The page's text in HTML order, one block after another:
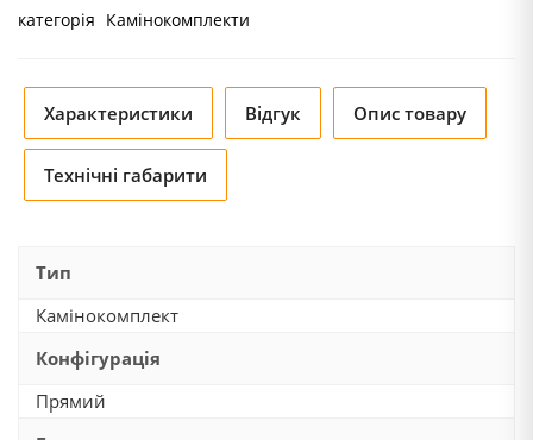
категорія Камінокомплекти
Характеристики Відгук Опис товару
Технічні габарити
Тип
Камінокомплект
Конфігурація
Прямий